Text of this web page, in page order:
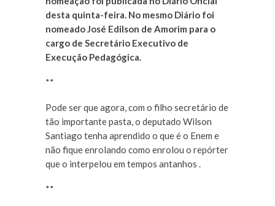
desta quinta-feira. No mesmo Diário foi
nomeado José Edilson de Amorim para o
cargo de Secretário Executivo de
Execução Pedagógica.
**
Pode ser que agora, com o filho secretário de
tão importante pasta, o deputado Wilson
Santiago tenha aprendido o que é o Enem e
não fique enrolando como enrolou o repórter
que o interpelou em tempos antanhos .
**